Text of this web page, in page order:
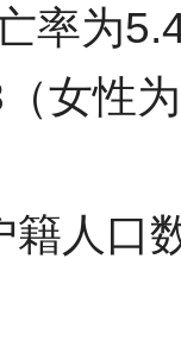
率为
女性
籍人口